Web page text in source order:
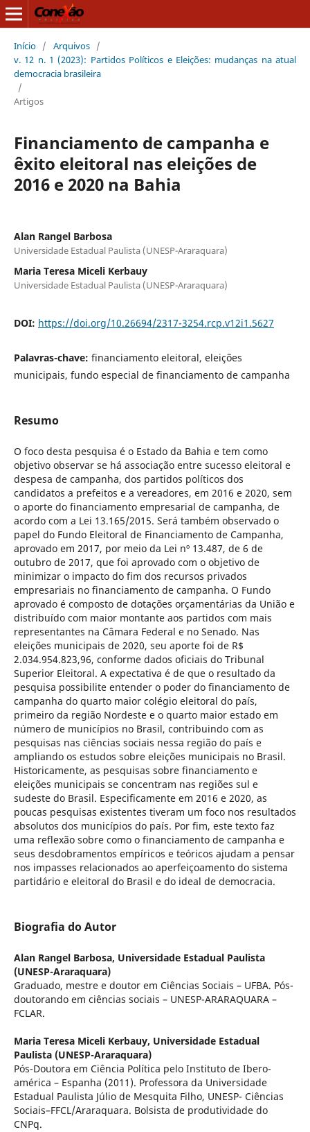
Início / Arquivos /
v. 12 n. 1 (2023): Partidos Políticos e Eleições: mudanças na atual
democracia brasileira
/
Artigos
Financiamento de campanha e
êxito eleitoral nas eleições de
2016 e 2020 na Bahia
Alan Rangel Barbosa
Universidade Estadual Paulista (UNESP-Araraquara)
Maria Teresa Miceli Kerbauy
Universidade Estadual Paulista (UNESP-Araraquara)
DOI: https://doi.org/10.26694/2317-3254.rcp.v12i1.5627
Palavras-chave: financiamento eleitoral, eleições
municipais, fundo especial de financiamento de campanha
Resumo
O foco desta pesquisa é o Estado da Bahia e tem como
objetivo observar se há associação entre sucesso eleitoral e
despesa de campanha, dos partidos políticos dos
candidatos a prefeitos e a vereadores, em 2016 e 2020, sem
o aporte do financiamento empresarial de campanha, de
acordo com a Lei 13.165/2015. Será também observado o
papel do Fundo Eleitoral de Financiamento de Campanha,
aprovado em 2017, por meio da Lei nº 13.487, de 6 de
outubro de 2017, que foi aprovado com o objetivo de
minimizar o impacto do fim dos recursos privados
empresariais no financiamento de campanha. O Fundo
aprovado é composto de dotações orçamentárias da União e
distribuído com maior montante aos partidos com mais
representantes na Câmara Federal e no Senado. Nas
eleições municipais de 2020, seu aporte foi de R$
2.034.954.823,96, conforme dados oficiais do Tribunal
Superior Eleitoral. A expectativa é de que o resultado da
pesquisa possibilite entender o poder do financiamento de
campanha do quarto maior colégio eleitoral do país,
primeiro da região Nordeste e o quarto maior estado em
número de municípios no Brasil, contribuindo com as
pesquisas nas ciências sociais nessa região do país e
ampliando os estudos sobre eleições municipais no Brasil.
Historicamente, as pesquisas sobre financiamento e
eleições municipais se concentram nas regiões sul e
sudeste do Brasil. Especificamente em 2016 e 2020, as
poucas pesquisas existentes tiveram um foco nos resultados
absolutos dos municípios do país. Por fim, este texto faz
uma reflexão sobre como o financiamento de campanha e
seus desdobramentos empíricos e teóricos ajudam a pensar
nos impasses relacionados ao aperfeiçoamento do sistema
partidário e eleitoral do Brasil e do ideal de democracia.
Biografia do Autor
Alan Rangel Barbosa, Universidade Estadual Paulista
(UNESP-Araraquara)
Graduado, mestre e doutor em Ciências Sociais – UFBA. Pós-
doutorando em ciências sociais – UNESP-ARARAQUARA –
FCLAR.
Maria Teresa Miceli Kerbauy, Universidade Estadual
Paulista (UNESP-Araraquara)
Pós-Doutora em Ciência Política pelo Instituto de Ibero-
américa – Espanha (2011). Professora da Universidade
Estadual Paulista Júlio de Mesquita Filho, UNESP- Ciências
Sociais–FFCL/Araraquara. Bolsista de produtividade do
CNPq.